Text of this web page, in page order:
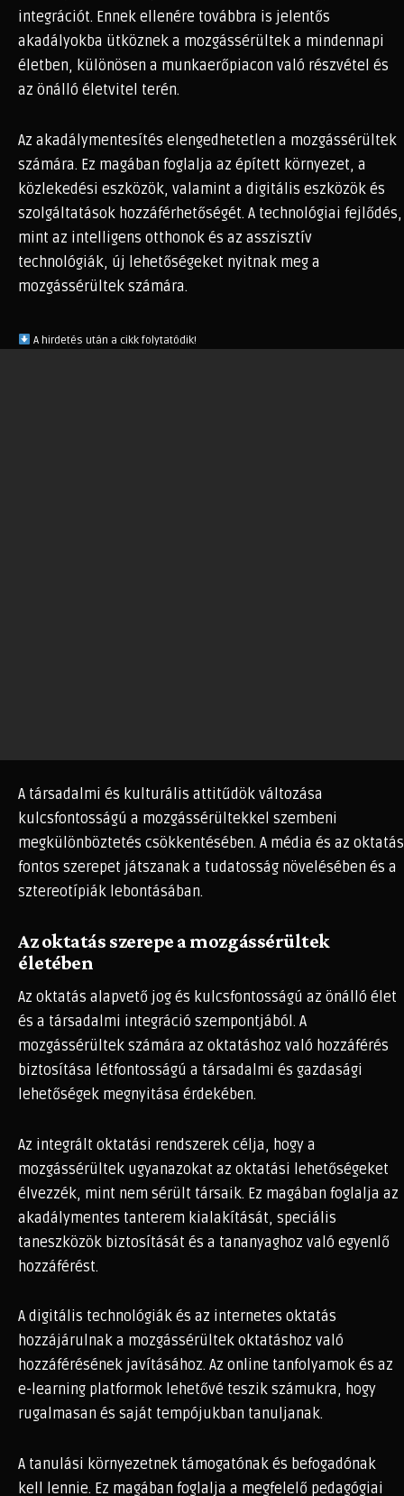
integrációt. Ennek ellenére továbbra is jelentős
akadályokba ütköznek a mozgássérültek a mindennapi
életben, különösen a munkaerőpiacon való részvétel és
az önálló életvitel terén.
Az akadálymentesítés elengedhetetlen a mozgássérültek
számára. Ez magában foglalja az épített környezet, a
közlekedési eszközök, valamint a digitális eszközök és
szolgáltatások hozzáférhetőségét. A technológiai fejlődés,
mint az intelligens otthonok és az asszisztív
technológiák, új lehetőségeket nyitnak meg a
mozgássérültek számára.
A hirdetés után a cikk folytatódik!
A társadalmi és kulturális attitűdök változása
kulcsfontosságú a mozgássérültekkel szembeni
megkülönböztetés csökkentésében. A média és az oktatás
fontos szerepet játszanak a tudatosság növelésében és a
sztereotípiák lebontásában.
Az oktatás szerepe a mozgássérültek
életében
Az oktatás alapvető jog és kulcsfontosságú az önálló élet
és a társadalmi integráció szempontjából. A
mozgássérültek számára az oktatáshoz való hozzáférés
biztosítása létfontosságú a társadalmi és gazdasági
lehetőségek megnyitása érdekében.
Az integrált oktatási rendszerek célja, hogy a
mozgássérültek ugyanazokat az oktatási lehetőségeket
élvezzék, mint nem sérült társaik. Ez magában foglalja az
akadálymentes tanterem kialakítását, speciális
taneszközök biztosítását és a tananyaghoz való egyenlő
hozzáférést.
A digitális technológiák és az internetes oktatás
hozzájárulnak a mozgássérültek oktatáshoz való
hozzáférésének javításához. Az online tanfolyamok és az
e-learning platformok lehetővé teszik számukra, hogy
rugalmasan és saját tempójukban tanuljanak.
A tanulási környezetnek támogatónak és befogadónak
kell lennie. Ez magában foglalja a megfelelő pedagógiai